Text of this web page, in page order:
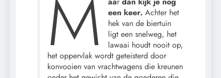
M
een keer. Achter het
hek van de biertuin
ligt een snelweg, het
lawaai houdt nooit op,
het oppervlak wordt geteisterd door
konvooien van vrachtwagens die kreunen